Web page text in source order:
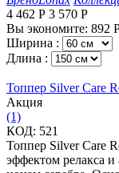
4 462 Р 3 570 Р
Вы экономите: 892
Ширина :
Длина :
Топпер Silver Care
Aкция
(1)
КОД: 521
Топпер Silver
эффектом релакса и